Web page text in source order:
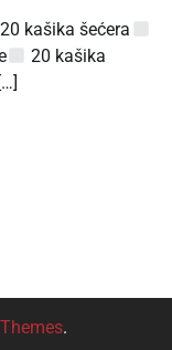
20 kašika šećera
20 kašika
[…]
.